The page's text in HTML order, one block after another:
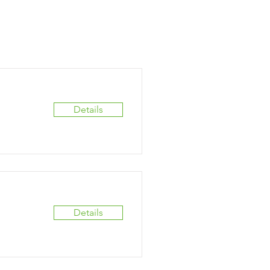
Details
Details